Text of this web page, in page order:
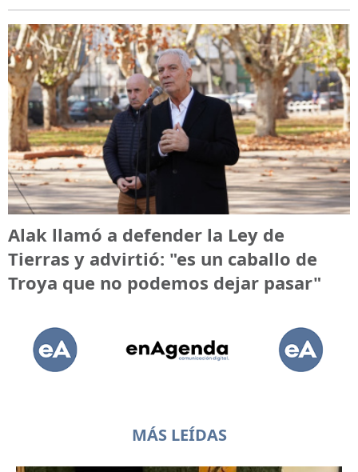
Alak llamó a defender la Ley de
Tierras y advirtió: "es un caballo de
Troya que no podemos dejar pasar"
MÁS LEÍDAS